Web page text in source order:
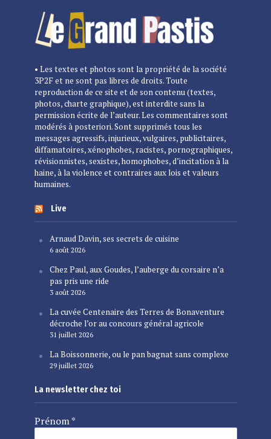
• Les textes et photos sont la propriété de la société
3P2F et ne sont pas libres de droits. Toute
reproduction de ce site et de son contenu (textes,
photos, charte graphique), est interdite sans la
permission écrite de l’auteur. Les commentaires sont
modérés à posteriori. Sont supprimés tous les
messages agressifs, injurieux, vulgaires, publicitaires,
diffamatoires, xénophobes, racistes, pornographiques,
révisionnistes, sexistes, homophobes, d’incitation à la
haine, à la violence et contraires aux lois et valeurs
humaines.
Live
Arnaud Davin, ses secrets de cuisine
6 août 2026
Chez Paul, aux Goudes, l’auberge du corsaire n’a
pas pris une ride
3 août 2026
La cuvée Centenaire des Terres de Bonaventure
décroche l’or au concours général agricole
31 juillet 2026
La Boissonnerie, ou le pan bagnat sans complexe
29 juillet 2026
La newsletter chez toi
Prénom*